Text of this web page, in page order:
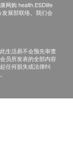
网购 health.ESDlife
展部联络。我们会
生活易不会预先审查
员所发表的全部内容
任何损失或法律纠